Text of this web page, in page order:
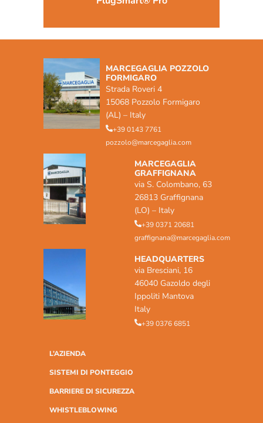
MARCEGAGLIA POZZOLO
FORMIGARO
Strada Roveri 4
15068 Pozzolo Formigaro
(AL) – Italy
+39 0143 7761
pozzolo@marcegaglia.com
MARCEGAGLIA
GRAFFIGNANA
via S. Colombano, 63
26813 Graffignana
(LO) – Italy
+39 0371 20681
graffignana@marcegaglia.com
HEADQUARTERS
via Bresciani, 16
46040 Gazoldo degli
Ippoliti Mantova
Italy
+39 0376 6851
L’AZIENDA
SISTEMI DI PONTEGGIO
BARRIERE DI SICUREZZA
WHISTLEBLOWING